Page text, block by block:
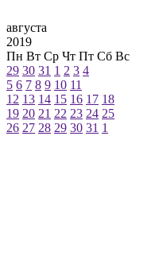
августа
2019
Пн Вт Ср Чт Пт Сб Вс
29 30 31 1 2 3 4
5 6 7 8 9 10 11
12 13 14 15 16 17 18
19 20 21 22 23 24 25
26 27 28 29 30 31 1